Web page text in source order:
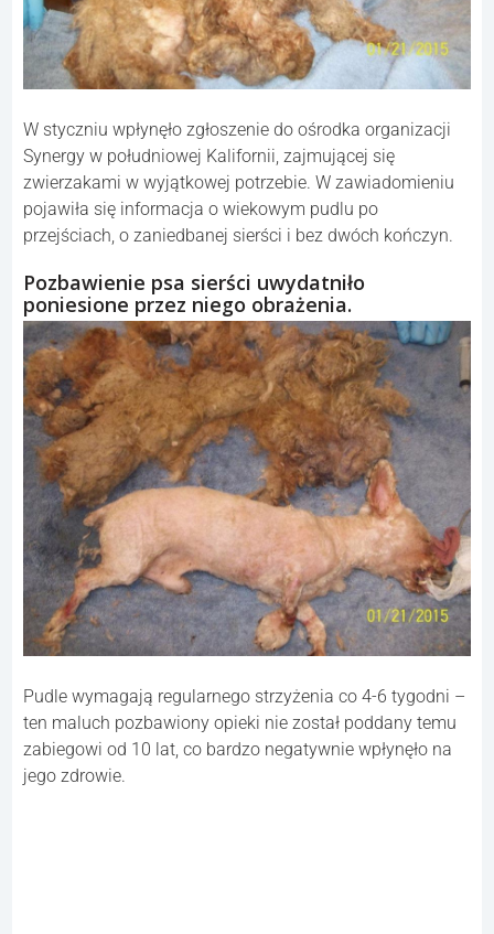
W styczniu wpłynęło zgłoszenie do ośrodka organizacji
Synergy w południowej Kalifornii, zajmującej się
zwierzakami w wyjątkowej potrzebie. W zawiadomieniu
pojawiła się informacja o wiekowym pudlu po
przejściach, o zaniedbanej sierści i bez dwóch kończyn.
Pozbawienie psa sierści uwydatniło
poniesione przez niego obrażenia.
Pudle wymagają regularnego strzyżenia co 4-6 tygodni –
ten maluch pozbawiony opieki nie został poddany temu
zabiegowi od 10 lat, co bardzo negatywnie wpłynęło na
jego zdrowie.